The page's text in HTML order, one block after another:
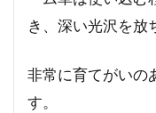
き、深い光沢を放
非常に育てがいの
す。